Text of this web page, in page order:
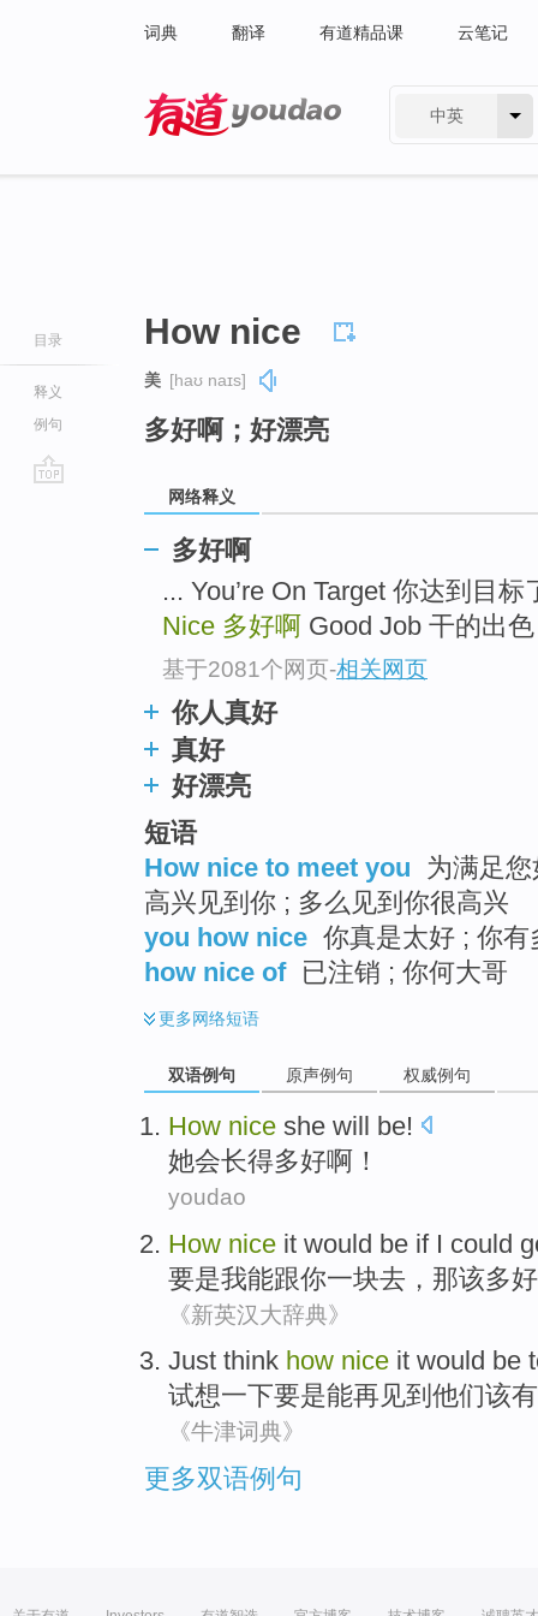
词典 翻译 有道精品课 云笔记
中英
目录
释义
例句
How nice
美 [haʊ naɪs]
多好啊；好漂亮
网络释义
多好啊
... You’re On Target 你达到目
Nice 多好啊 Good Job 干的出
基于2081个网页-相关网页
你人真好
真好
好漂亮
短语
How nice to meet you 为满足
高兴见到你 ; 多么见到你很高兴
you how nice 你真是太好 ; 你
how nice of 已注销 ; 你何大哥
更多网络短语
双语例句 原声例句 权威例句
How nice she will be!
她会长得多好啊！
youdao
How nice it would be if I could
要是我能跟你一块去 ， 那该多
《新英汉大辞典》
Just think how nice it would be
试想一下要是能再 见到 他们该有
《牛津词典》
更多双语例句